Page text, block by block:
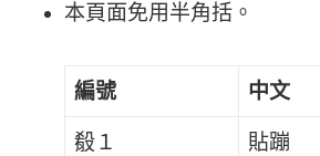
本頁面免用半角括。
編號 中文
殽１ 貼蹦